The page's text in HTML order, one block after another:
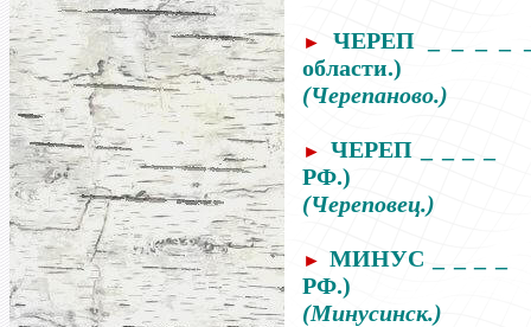
►
ЧЕРЕП _ _ _ _
области.)
(Черепаново.)
►
ЧЕРЕП _ _ _ _
РФ.)
(Череповец.)
► МИНУС _ _ _ _
РФ.)
(Минусинск.)